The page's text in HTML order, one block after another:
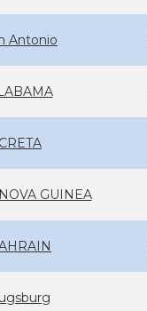
Antonio
CRETA
GUINEA